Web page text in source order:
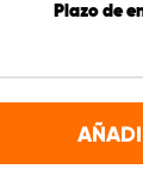
Plazo de